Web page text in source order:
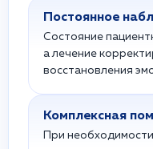
Постоянное
Состояние
а лечение
восстановления
Комплексная
При